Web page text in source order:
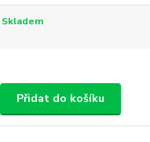
Skladem
Přidat do košíku